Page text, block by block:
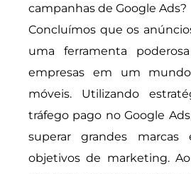
campanhas de Google Ads?
Concluímos que os
uma ferramenta
empresas em um
móveis. Utilizando
tráfego pago no Google
superar grandes marcas
objetivos de marketing.